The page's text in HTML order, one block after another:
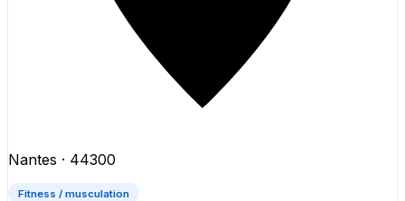
Nantes · 44300
Fitness / musculation